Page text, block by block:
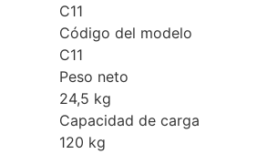
C11
Código del modelo
C11
Peso neto
24,5 kg
Capacidad de carga
120 kg